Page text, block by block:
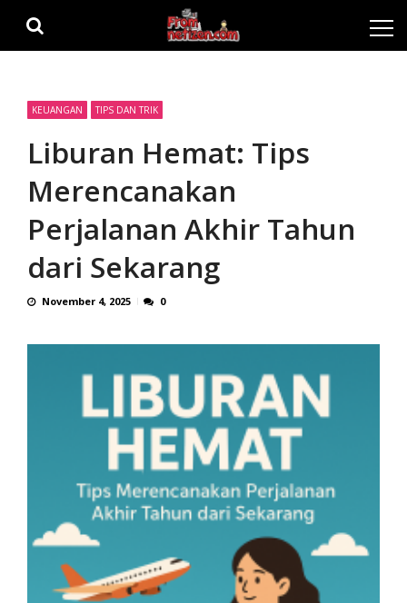
KEUANGAN TIPS DAN TRIK
Liburan Hemat: Tips
Merencanakan
Perjalanan Akhir Tahun
dari Sekarang
November 4, 2025 0